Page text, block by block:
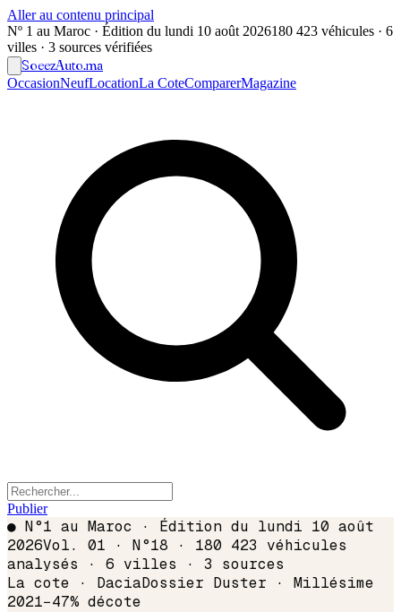
Aller au contenu principal
Nº 1 au Maroc · Édition du lundi 10 août 2026180 423 véhicules · 6
villes · 3 sources vérifiées
SoeezAuto.ma
OccasionNeufLocationLa CoteComparerMagazine
Publier
● N°1 au Maroc · Édition du lundi 10 août
2026Vol. 01 · N°18 · 180 423 véhicules
analysés · 6 villes · 3 sources
La cote · DaciaDossier Duster · Millésime
2021−47% décote